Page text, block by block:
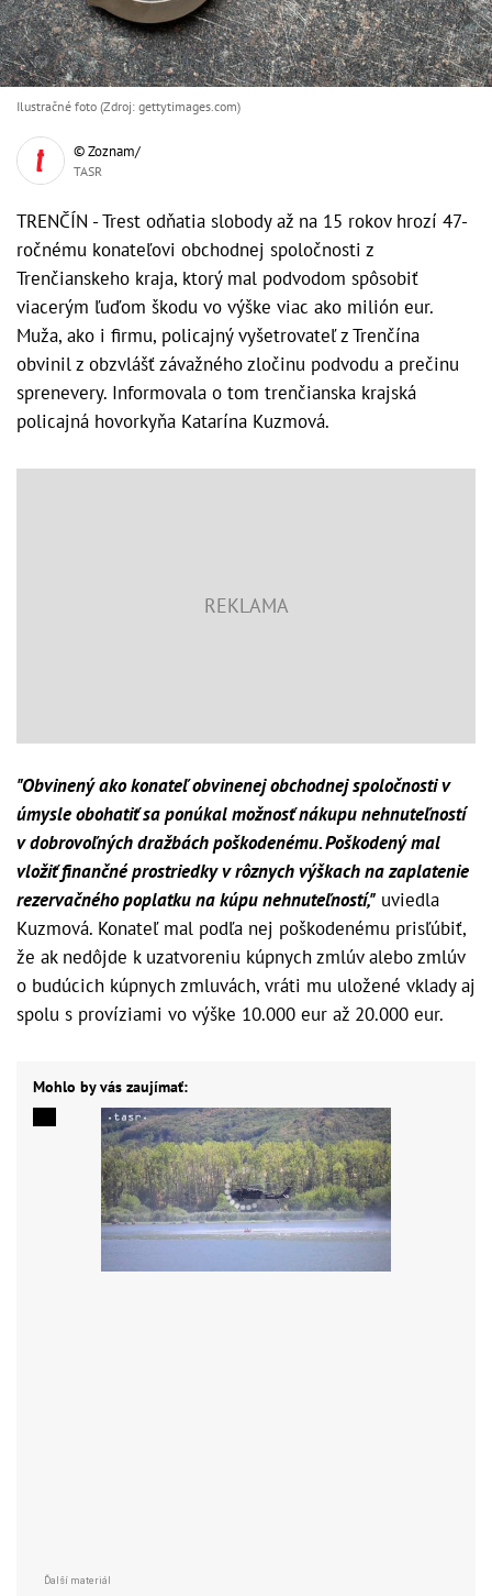
Ilustračné foto (Zdroj: gettytimages.com)
© Zoznam/
TASR
TRENČÍN - Trest odňatia slobody až na 15 rokov hrozí 47-
ročnému konateľovi obchodnej spoločnosti z
Trenčianskeho kraja, ktorý mal podvodom spôsobiť
viacerým ľuďom škodu vo výške viac ako milión eur.
Muža, ako i firmu, policajný vyšetrovateľ z Trenčína
obvinil z obzvlášť závažného zločinu podvodu a prečinu
sprenevery. Informovala o tom trenčianska krajská
policajná hovorkyňa Katarína Kuzmová.
"Obvinený ako konateľ obvinenej obchodnej spoločnosti v
úmysle obohatiť sa ponúkal možnosť nákupu nehnuteľností
v dobrovoľných dražbách poškodenému. Poškodený mal
vložiť finančné prostriedky v rôznych výškach na zaplatenie
rezervačného poplatku na kúpu nehnuteľností," uviedla
Kuzmová. Konateľ mal podľa nej poškodenému prisľúbiť,
že ak nedôjde k uzatvoreniu kúpnych zmlúv alebo zmlúv
o budúcich kúpnych zmluvách, vráti mu uložené vklady aj
spolu s províziami vo výške 10.000 eur až 20.000 eur.
Mohlo by vás zaujímať: